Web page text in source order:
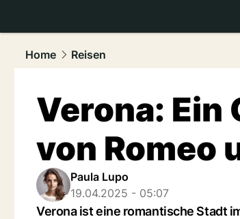
Home
Reisen
Verona: Ein
von Romeo
Paula Lupo
19.04.2025 - 05:07
Verona ist eine romantische Stadt